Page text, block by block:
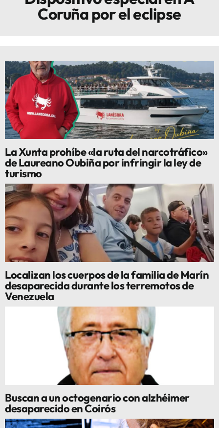
Coruña por el eclipse
La Xunta prohíbe «la ruta del narcotráfico»
de Laureano Oubiña por infringir la ley de
turismo
Localizan los cuerpos de la familia de Marín
desaparecida durante los terremotos de
Venezuela
Buscan a un octogenario con alzhéimer
desaparecido en Coirós